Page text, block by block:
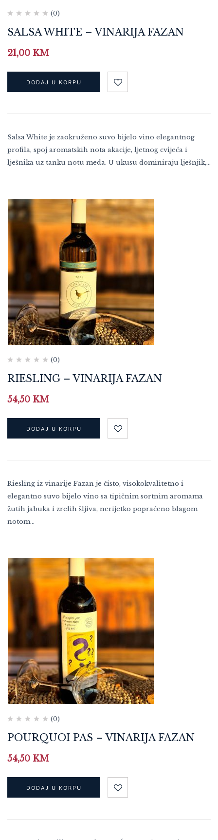
(0)
SALSA WHITE – VINARIJA FAZAN
21,00 KM
DODAJ U KORPU
Salsa White je zaokruženo suvo bijelo vino elegantnog
profila, spoj aromatskih nota akacije, ljetnog cvijeća i
lješnika uz tanku notu meda. U ukusu dominiraju lješnjik,…
(0)
RIESLING – VINARIJA FAZAN
54,50 KM
DODAJ U KORPU
Riesling iz vinarije Fazan je čisto, visokokvalitetno i
elegantno suvo bijelo vino sa tipičnim sortnim aromama
žutih jabuka i zrelih šljiva, nerijetko popraćeno blagom
notom…
(0)
POURQUOI PAS – VINARIJA FAZAN
54,50 KM
DODAJ U KORPU